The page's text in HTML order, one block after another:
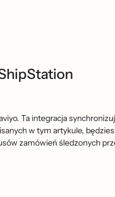
Ta integracja
w tym artykule,
zamówień śledzonych